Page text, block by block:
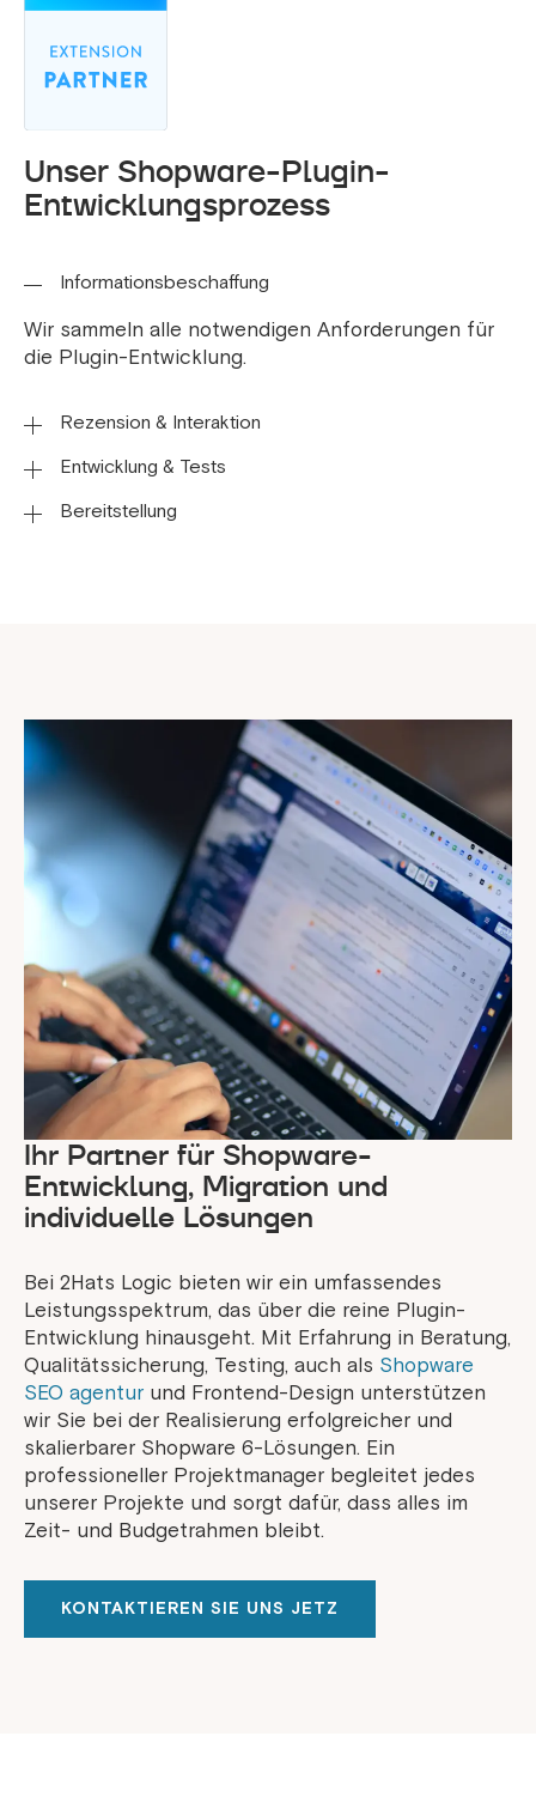
Unser Shopware-Plugin-
Entwicklungsprozess
Informationsbeschaffung
Wir sammeln alle notwendigen Anforderungen für
die Plugin-Entwicklung.
Rezension & Interaktion
Gemeinsame Abstimmung der Anforderungen.
Entwicklung & Tests
Das Plugin wird entwickelt und umfassend
Bereitstellung
Ihr Partner für Shopware-
Entwicklung, Migration und
individuelle Lösungen
Bei 2Hats Logic bieten wir ein umfassendes
Leistungsspektrum, das über die reine Plugin-
Entwicklung hinausgeht. Mit Erfahrung in Beratung,
Qualitätssicherung, Testing, auch als Shopware
SEO agentur und Frontend-Design unterstützen
wir Sie bei der Realisierung erfolgreicher und
skalierbarer Shopware 6-Lösungen. Ein
professioneller Projektmanager begleitet jedes
unserer Projekte und sorgt dafür, dass alles im
Zeit- und Budgetrahmen bleibt.
KONTAKTIEREN SIE UNS JETZ